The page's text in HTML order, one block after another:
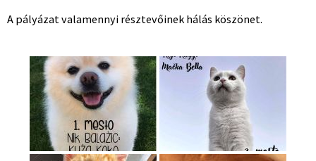
A pályázat valamennyi résztevőinek hálás köszönet.